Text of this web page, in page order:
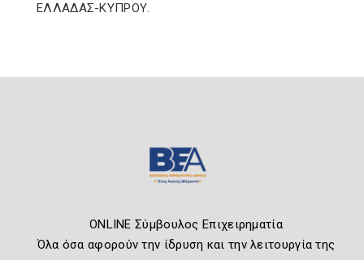
ΕΛΛΑΔΑΣ-ΚΥΠΡΟΥ.
ONLINE Σύμβουλος Επιχειρηματία
Όλα όσα αφορούν την ίδρυση και την λειτουργία της